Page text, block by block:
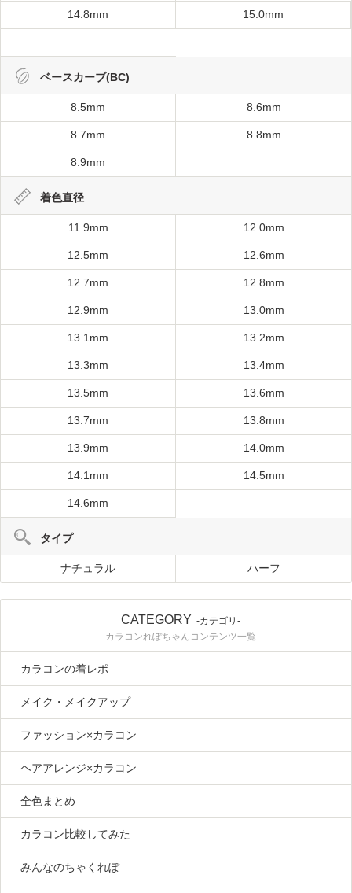
14.8mm 15.0mm
ベースカーブ(BC)
8.5mm 8.6mm
8.7mm 8.8mm
8.9mm
着色直径
11.9mm 12.0mm
12.5mm 12.6mm
12.7mm 12.8mm
12.9mm 13.0mm
13.1mm 13.2mm
13.3mm 13.4mm
13.5mm 13.6mm
13.7mm 13.8mm
13.9mm 14.0mm
14.1mm 14.5mm
14.6mm
タイプ
ナチュラル ハーフ
CATEGORY -カテゴリ-
カラコンれぽちゃんコンテンツ一覧
カラコンの着レポ
メイク・メイクアップ
ファッション×カラコン
ヘアアレンジ×カラコン
全色まとめ
カラコン比較してみた
みんなのちゃくれぽ